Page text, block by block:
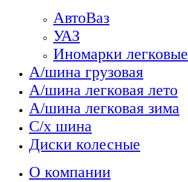
АвтоВаз
УАЗ
Иномарки легковые
А/шина грузовая
А/шина легковая лето
А/шина легковая зима
С/х шина
Диски колесные
О компании